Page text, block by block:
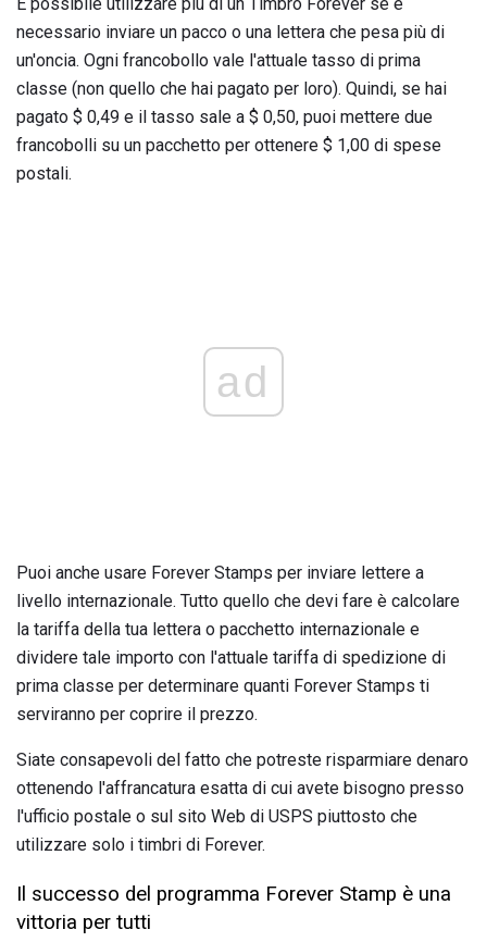
necessario inviare un pacco o una lettera che pesa più di
un'oncia. Ogni francobollo vale l'attuale tasso di prima
classe (non quello che hai pagato per loro). Quindi, se hai
pagato $ 0,49 e il tasso sale a $ 0,50, puoi mettere due
francobolli su un pacchetto per ottenere $ 1,00 di spese
postali.
ad
Puoi anche usare Forever Stamps per inviare lettere a
livello internazionale. Tutto quello che devi fare è calcolare
la tariffa della tua lettera o pacchetto internazionale e
dividere tale importo con l'attuale tariffa di spedizione di
prima classe per determinare quanti Forever Stamps ti
serviranno per coprire il prezzo.
Siate consapevoli del fatto che potreste risparmiare denaro
ottenendo l'affrancatura esatta di cui avete bisogno presso
l'ufficio postale o sul sito Web di USPS piuttosto che
utilizzare solo i timbri di Forever.
Il successo del programma Forever Stamp è una
vittoria per tutti